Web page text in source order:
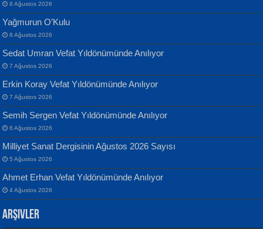
ATİLLA ÖZEN
Sultan Olmadan Önce Eyüp...
EKREM KARABABA
Yaralı Şiir...
Banu Sancak
Defterimden İçeri...
İsmail Aydos
İnkisar...
8 Ağustos 2026
Yağmurun O’Kulu
8 Ağustos 2026
Sedat Umran Vefat Yıldönümünde Anılıyor
7 Ağustos 2026
Erkin Koray Vefat Yıldönümünde Anılıyor
7 Ağustos 2026
Semih Sergen Vefat Yıldönümünde Anılıyor
6 Ağustos 2026
Milliyet Sanat Dergisinin Ağustos 2026 Sayısı
5 Ağustos 2026
Ahmet Erhan Vefat Yıldönümünde Anılıyor
4 Ağustos 2026
Arşivler